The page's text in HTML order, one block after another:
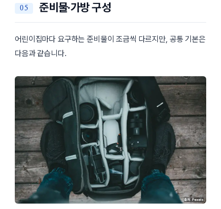
준비물·가방 구성
어린이집마다 요구하는 준비물이 조금씩 다르지만, 공통 기본은
다음과 같습니다.